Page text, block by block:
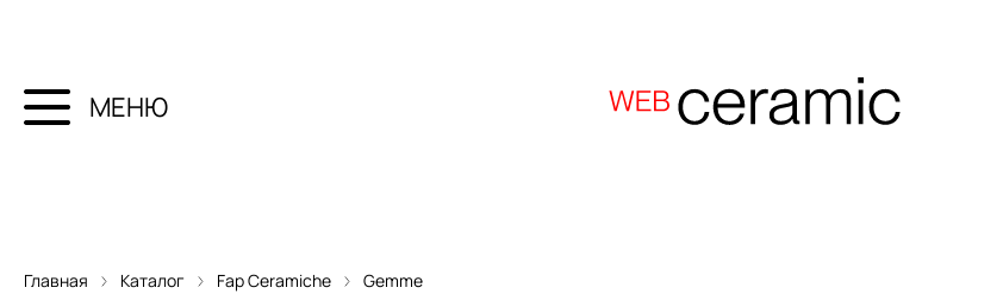
МЕНЮ
Главная Каталог Fap Ceramiche Gemme